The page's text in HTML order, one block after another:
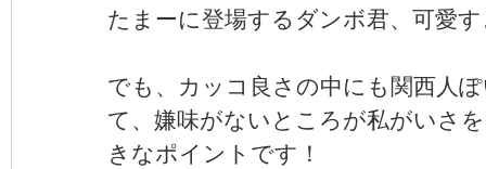
たまーに登場するダンボ君、可愛
でも、カッコ良さの中にも関西人
て、嫌味がないところが私がいさ
きなポイントです！